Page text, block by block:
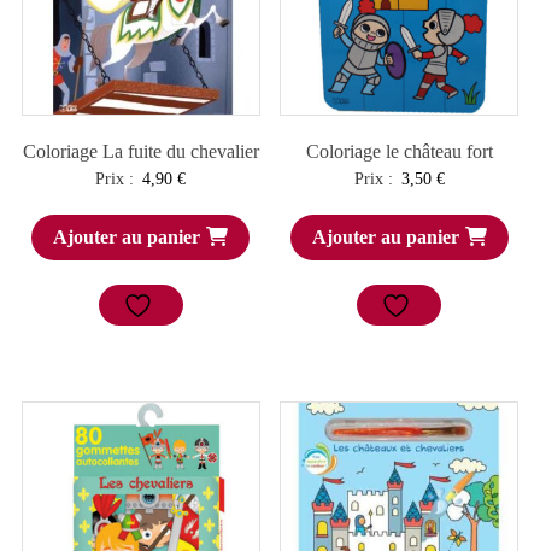
Coloriage La fuite du chevalier
Prix : 4,90€
Ajouter au panier
Coloriage le château fort
Prix : 3,50 €
Ajouter au panier